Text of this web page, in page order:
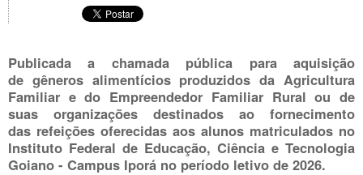
Publicada a chamada pública para aquisição
de gêneros alimentícios produzidos da Agricultura
Familiar e do Empreendedor Familiar Rural ou de
suas organizações destinados ao fornecimento
das refeições oferecidas aos alunos matriculados no
Instituto Federal de Educação, Ciência e Tecnologia
Goiano - Campus Iporá no período letivo de 2026.